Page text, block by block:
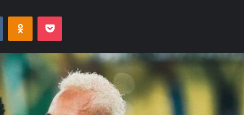
VKontakteOdnoklassniki
Pocket